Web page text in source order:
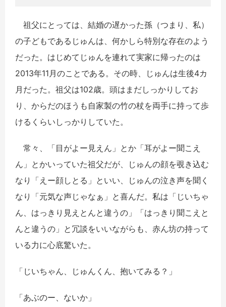
祖父にとっては、結婚の遅かった孫（つまり、私）
の子どもであるじゅんは、何かしら特別な存在のよう
だった。はじめてじゅんを連れて実家に帰ったのは
2013年11月のことである。その時、じゅんは生後4カ
月だった。祖父は102歳。頭はまだしっかりしてお
り、からだのほうも自家製の竹の杖を両手に持って歩
けるくらいしっかりしていた。
常々、「目がよー見えん」とか「耳がよー聞こえ
ん」とかいっていた祖父だが、じゅんの顔を覗き込む
なり「えー顔しとる」といい、じゅんの泣き声を聞く
なり「元気な声じゃなぁ」と喜んだ。私は「じいちゃ
ん、はっきり見えとんと違うの」「はっきり聞こえと
んと違うの」と冗談をいいながらも、赤ん坊の持って
いる力に心底驚いた。
「じいちゃん、じゅんくん、抱いてみる？」
「あぶのー、ないか」